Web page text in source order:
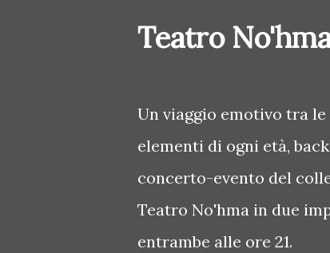
Teatro
Un viaggio emotivo tra
elementi di ogni età,
concerto-evento del
Teatro No'hma in due
entrambe alle ore 21.